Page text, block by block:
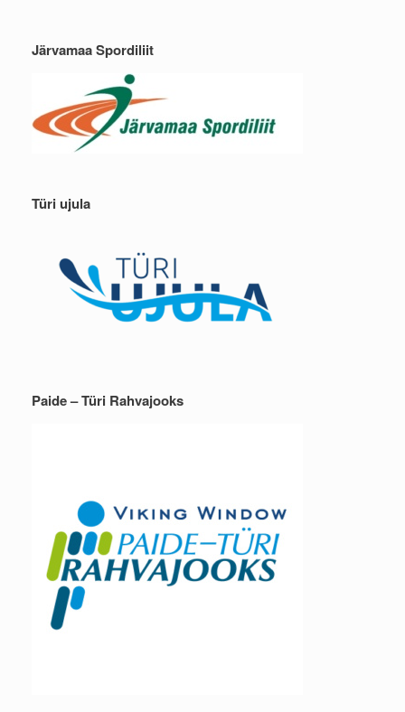
Järvamaa Spordiliit
Türi ujula
Paide – Türi Rahvajooks